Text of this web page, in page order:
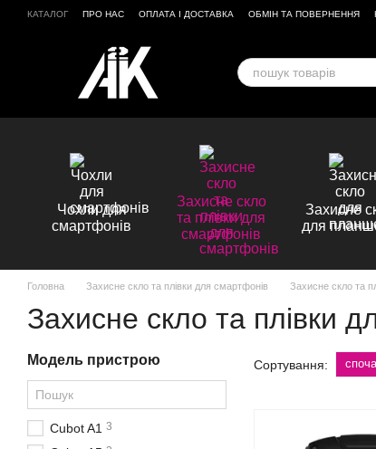
Перейти до основного контенту
КАТАЛОГ ПРО НАС ОПЛАТА І ДОСТАВКА ОБМІН ТА ПОВЕРНЕННЯ
Чохли для
смартфонів
Захисне скло
та плівки для
смартфонів
Захисне
для
Головна Захисне скло та плівки для смартфонів Захисне скло та
Захисне скло та плівки
Сортування:
Модель пристрою
Cubot A1 3